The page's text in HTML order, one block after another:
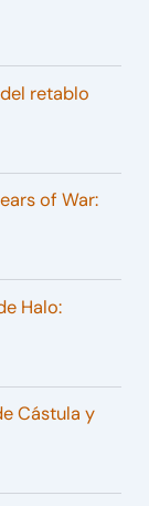
retablo
of War:
Halo:
Cástula y